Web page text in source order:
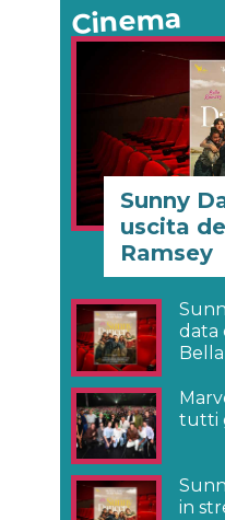
Cinema
Sunny
uscita
Ramsey
data
tutti
in